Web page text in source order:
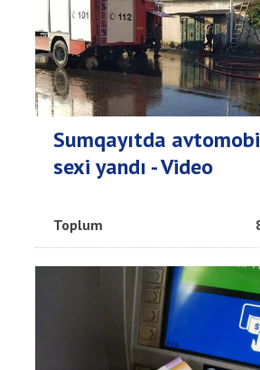
Sumqayıtda
sexi yandı - Video
Toplum